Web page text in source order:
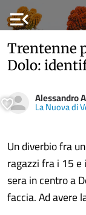
menu_open
Trentenne
Dolo:
Alessandro
La Nuova di
Un diverbio fra
ragazzi fra i 15
sera in centro a
faccia. Ad avere